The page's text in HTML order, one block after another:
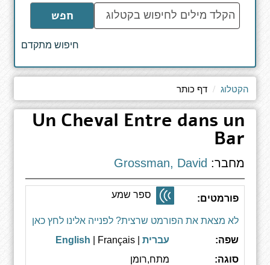
הקלד
מילים
לחיפוש
חפש
חיפוש מתקדם
הקטלוג דף כותר
Un Cheval Entre dans un
Bar
מחבר: Grossman, David
פורמטים: ספר שמע
לא מצאת את הפורמט שרצית? לפנייה אלינו לחץ כאן
שפה:
עברית|
English | Français
סוגה:
מתח,רומן